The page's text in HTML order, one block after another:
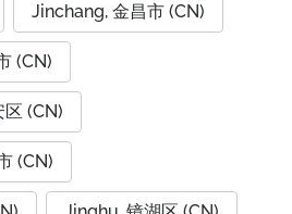
Jinchang, 金昌市 (CN)
(CN)
(CN)
(CN)